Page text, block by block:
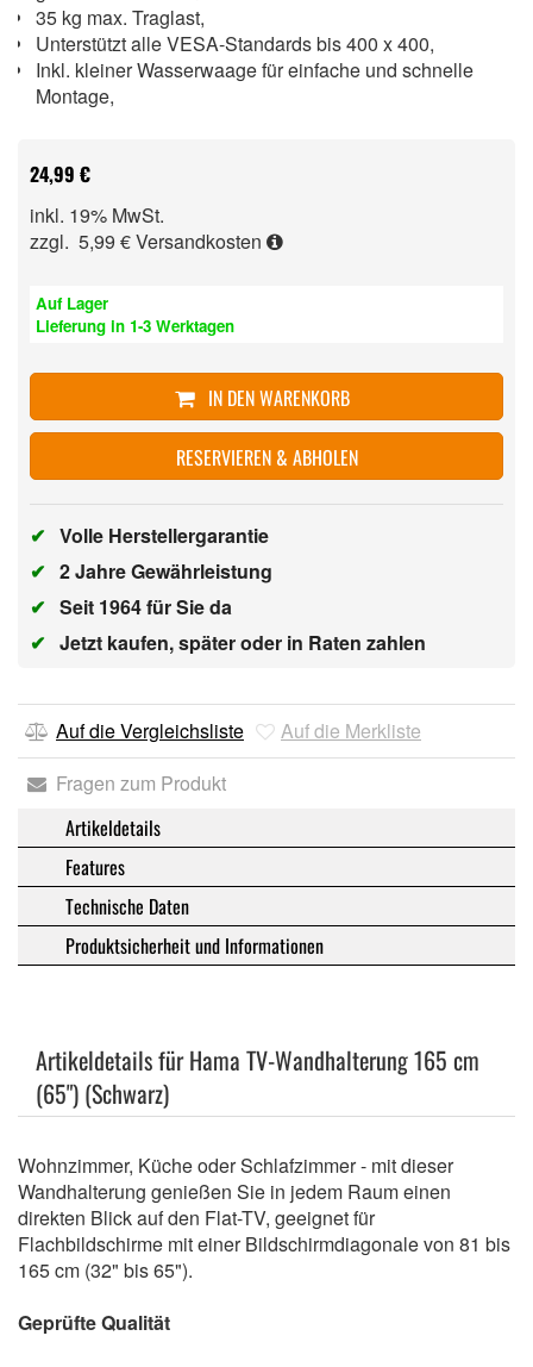
35 kg max. Traglast,
Unterstützt alle VESA-Standards bis 400 x 400,
Inkl. kleiner Wasserwaage für einfache und schnelle
Montage,
24,99 €
inkl. 19% MwSt.
zzgl. 5,99 €Versandkosten
Auf Lager
Lieferung in 1-3 Werktagen
IN DEN WARENKORB
RESERVIEREN & ABHOLEN
✔ Volle Herstellergarantie
✔ 2 Jahre Gewährleistung
✔ Seit 1964 für Sie da
✔ Jetzt kaufen, später oder in Raten zahlen
Auf die Vergleichsliste
Auf die Merkliste
Fragen zum Produkt
Artikeldetails
Features
Technische Daten
Produktsicherheit und Informationen
Artikeldetails für Hama TV-Wandhalterung 165 cm
(65") (Schwarz)
Wohnzimmer, Küche oder Schlafzimmer - mit dieser
Wandhalterung genießen Sie in jedem Raum einen
direkten Blick auf den Flat-TV, geeignet für
Flachbildschirme mit einer Bildschirmdiagonale von 81 bis
165 cm (32" bis 65").
Geprüfte Qualität